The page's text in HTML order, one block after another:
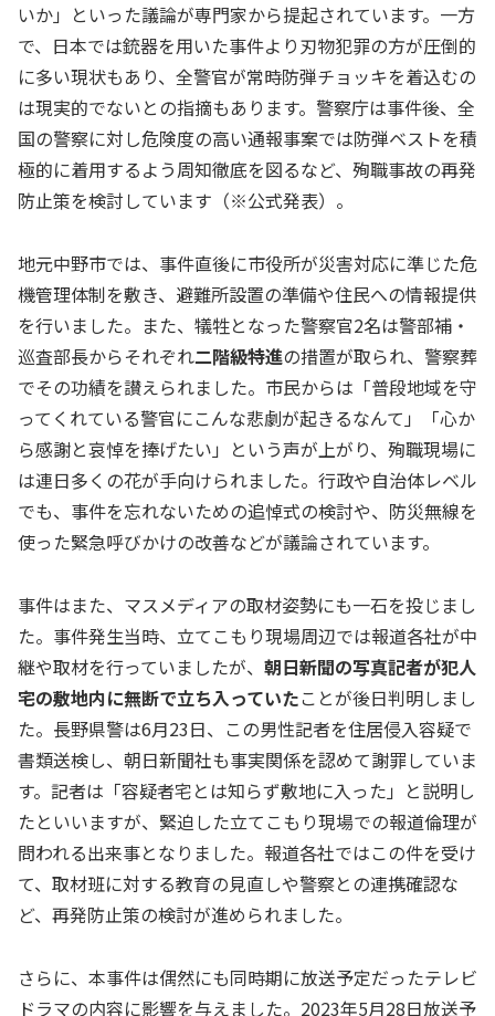
いか」といった議論が専門家から提起されています。一方
で、日本では銃器を用いた事件より刃物犯罪の方が圧倒的
に多い現状もあり、全警官が常時防弾チョッキを着込むの
は現実的でないとの指摘もあります。警察庁は事件後、全
国の警察に対し危険度の高い通報事案では防弾ベストを積
極的に着用するよう周知徹底を図るなど、殉職事故の再発
防止策を検討しています（※公式発表）。
地元中野市では、事件直後に市役所が災害対応に準じた危
機管理体制を敷き、避難所設置の準備や住民への情報提供
を行いました。また、犠牲となった警察官2名は警部補・
巡査部長からそれぞれ二階級特進の措置が取られ、警察葬
でその功績を讃えられました。市民からは「普段地域を守
ってくれている警官にこんな悲劇が起きるなんて」「心か
ら感謝と哀悼を捧げたい」という声が上がり、殉職現場に
は連日多くの花が手向けられました。行政や自治体レベル
でも、事件を忘れないための追悼式の検討や、防災無線を
使った緊急呼びかけの改善などが議論されています。
事件はまた、マスメディアの取材姿勢にも一石を投じまし
た。事件発生当時、立てこもり現場周辺では報道各社が中
継や取材を行っていましたが、 朝日新聞の写真記者が犯人
宅の敷地内に無断で立ち入っていたことが後日判明しまし
た。長野県警は6月23日、この男性記者を住居侵入容疑で
書類送検し、朝日新聞社も事実関係を認めて謝罪していま
す。記者は「容疑者宅とは知らず敷地に入った」と説明し
たといいますが、緊迫した立てこもり現場での報道倫理が
問われる出来事となりました。報道各社ではこの件を受け
て、取材班に対する教育の見直しや警察との連携確認な
ど、再発防止策の検討が進められました。
さらに、本事件は偶然にも同時期に放送予定だったテレビ
ドラマの内容に影響を与えました。2023年5月28日放送予